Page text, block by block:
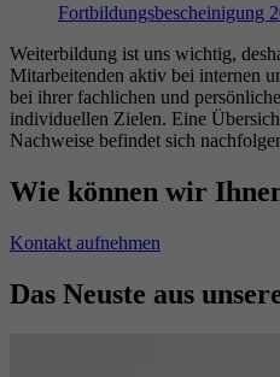
Fortbildungsbescheinigung
Weiterbildung ist uns wichtig,
Mitarbeitenden aktiv bei internen
bei ihrer fachlichen und
individuellen Zielen. Eine
Nachweise befindet sich
Wie können wir
Kontakt aufnehmen
Das Neuste aus